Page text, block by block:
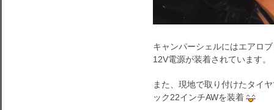
キャンパーシェルにはエアロ
12V電源が装着されています。
また、現地で取り付けたタイ
ック22インチAWを装着